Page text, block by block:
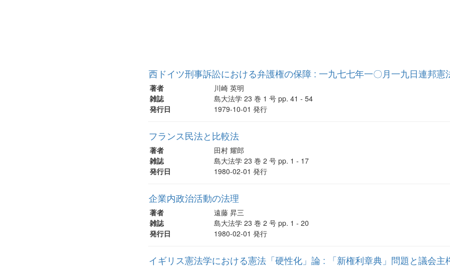
西ドイツ刑事訴訟における弁護権の保障 : 一九七七年一〇月一九日連邦
著者
川崎 英明
雑誌
島大法学 23 巻 1 号 pp. 41 - 54
発行日
1979-10-01 発行
フランス民法と比較法
著者
田村 耀郎
雑誌
島大法学 23 巻 2 号 pp. 1 - 17
発行日
1980-02-01 発行
企業内政治活動の法理
著者
遠藤 昇三
雑誌
島大法学 23 巻 2 号 pp. 1 - 20
発行日
1980-02-01 発行
イギリス憲法学における憲法「硬性化」論 : 「新権利章典」問題と議会主